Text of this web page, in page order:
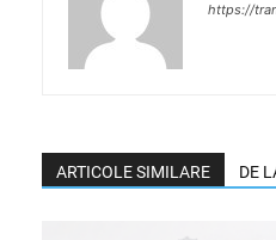
https://
ARTICOLE SIMILARE DE